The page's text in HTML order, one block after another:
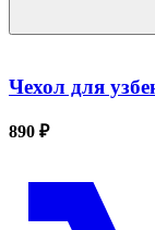
Чехол для
890 ₽